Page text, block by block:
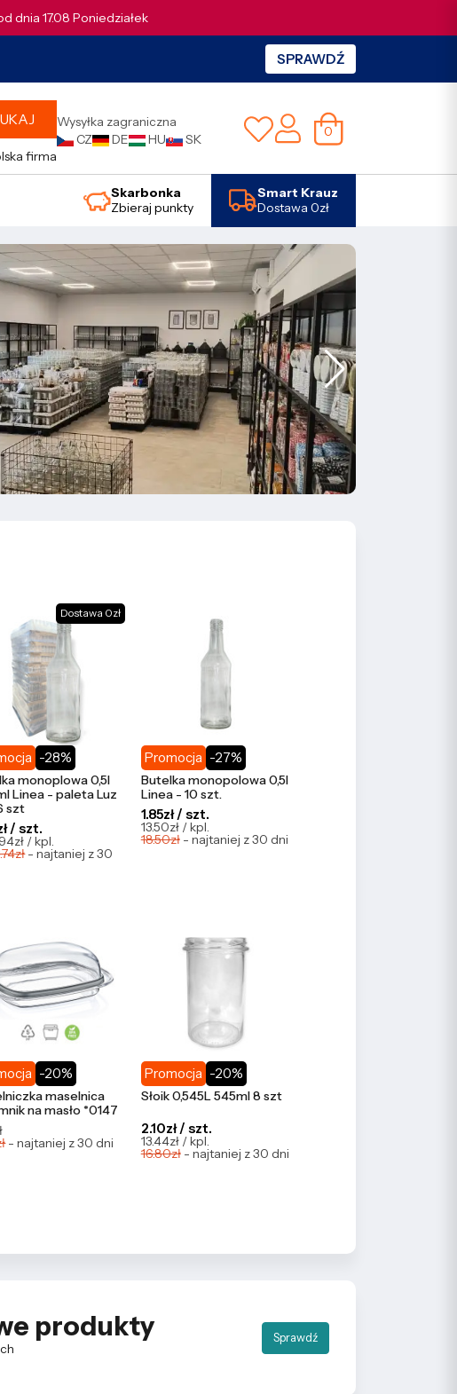
dnia 17.08 Poniedziałek
SPRAWDŹ
firma
Wysyłka zagraniczna
CZ
DE HU SK 0
Skarbonka
Zbieraj punkty
Smart Krauz
Dostawa 0zł
Dostawa 0zł
-28%
monoplowa 0,5l
Linea - paleta Luz
szt
/ szt.
/ kpl.
- najtaniej z 30
Promocja -27%
Butelka monopolowa 0,5l
Linea - 10 szt.
1.85zł / szt.
13.50zł / kpl.
18.50zł- najtaniej z 30 dni
-20%
maselnica
na masło *0147
- najtaniej z 30 dni
Promocja -20%
Słoik 0,545L 545ml 8 szt
2.10zł / szt.
13.44zł / kpl.
16.80zł- najtaniej z 30 dni
produkty Sprawdź